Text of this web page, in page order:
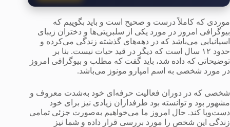
موردی که کاملاً درست و صحیح است و باید بگوییم که
بیوگرافی امروز در مورد یکی از سلبریتی‌ها و دختران زیبای
اسپانیایی می‌باشد که در دهه‌های گذشته زندگی می‌کرده و
حدود ۱۲ سال است که دیگر در قید حیات نیست. بنا بر
توضیحاتی که داده شد، باید گفت که مطلب و بیوگرافی امروز
در مورد شخصی به اسم امپارو مونوز می‌باشد.
شخصی که در دوران فعالیت حرفه‌ای خود به‌شدت معروف و
مشهور بود و توانسته بود طرفداران زیادی نیز برای خود
دست‌وپا کند. حال امروز ما می‌خواهیم به‌صورت جزئی تمامی
زندگی این شخص را مورد بررسی قرار داده و شما نیز